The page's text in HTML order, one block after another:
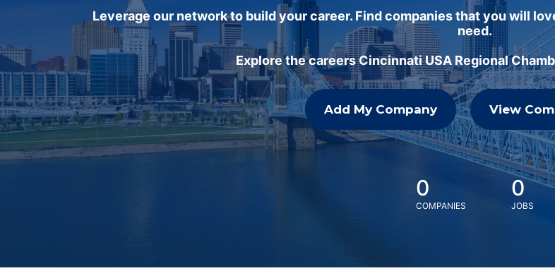
Leverage our network to build your career. Find companies that you will
need.
Explore the careers Cincinnati USA Regional
Add My Company View
0
COMPANIES
0
JOBS